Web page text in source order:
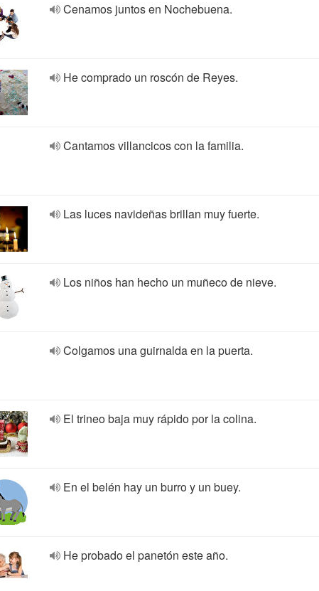
Cenamos juntos en Nochebuena.
He comprado un roscón de Reyes.
Cantamos villancicos con la familia.
Las luces navideñas brillan muy fuerte.
Los niños han hecho un muñeco de nieve.
Colgamos una guirnalda en la puerta.
El trineo baja muy rápido por la colina.
En el belén hay un burro y un buey.
He probado el panetón este año.